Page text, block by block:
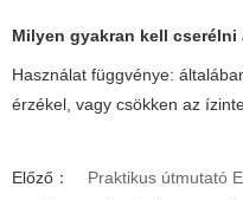
Milyen gyakran kell cserélni
Használat függvénye:
érzékel, vagy csökken az
Előző：
Praktikus útmutató